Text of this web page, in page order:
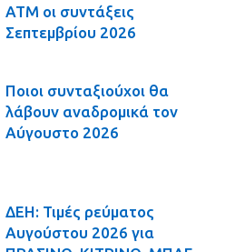
ΑΤΜ οι συντάξεις
Σεπτεμβρίου 2026
Ποιοι συνταξιούχοι θα
λάβουν αναδρομικά τον
Αύγουστο 2026
ΔΕΗ: Τιμές ρεύματος
Αυγούστου 2026 για